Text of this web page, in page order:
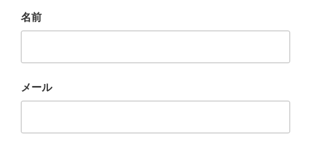
名前
メール